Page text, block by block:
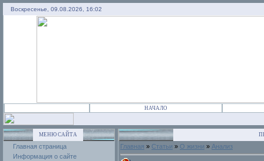
Воскресенье, 09.08.2026, 16:02
НАЧАЛО
МЕНЮ САЙТА
Главная страница
Информация о сайте
Главная » Статьи » О жизни » Анализ